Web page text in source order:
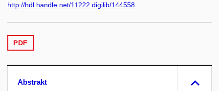
http://hdl.handle.net/11222.digilib/144558
PDF
Abstrakt